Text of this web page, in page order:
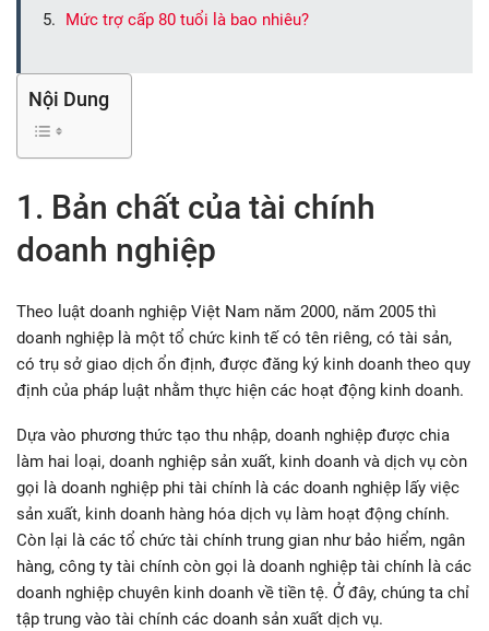
Mức trợ cấp 80 tuổi là bao nhiêu?
Nội Dung
1. Bản chất của tài chính
doanh nghiệp
Theo luật doanh nghiệp Việt Nam năm 2000, năm 2005 thì
doanh nghiệp là một tổ chức kinh tế có tên riêng, có tài sản,
có trụ sở giao dịch ổn định, được đăng ký kinh doanh theo quy
định của pháp luật nhằm thực hiện các hoạt động kinh doanh.
Dựa vào phương thức tạo thu nhập, doanh nghiệp được chia
làm hai loại, doanh nghiệp sản xuất, kinh doanh và dịch vụ còn
gọi là doanh nghiệp phi tài chính là các doanh nghiệp lấy việc
sản xuất, kinh doanh hàng hóa dịch vụ làm hoạt động chính.
Còn lại là các tổ chức tài chính trung gian như bảo hiểm, ngân
hàng, công ty tài chính còn gọi là doanh nghiệp tài chính là các
doanh nghiệp chuyên kinh doanh về tiền tệ. Ở đây, chúng ta chỉ
tập trung vào tài chính các doanh sản xuất dịch vụ.